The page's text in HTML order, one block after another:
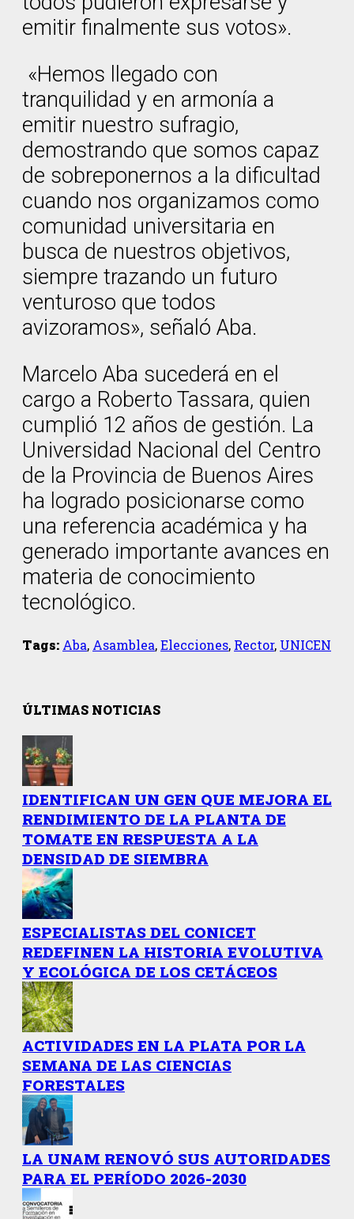
emitir finalmente sus votos».
«Hemos llegado con
tranquilidad y en armonía a
emitir nuestro sufragio,
demostrando que somos capaz
de sobreponernos a la dificultad
cuando nos organizamos como
comunidad universitaria en
busca de nuestros objetivos,
siempre trazando un futuro
venturoso que todos
avizoramos», señaló Aba.
Marcelo Aba sucederá en el
cargo a Roberto Tassara, quien
cumplió 12 años de gestión. La
Universidad Nacional del Centro
de la Provincia de Buenos Aires
ha logrado posicionarse como
una referencia académica y ha
generado importante avances en
materia de conocimiento
tecnológico.
Tags: Aba, Asamblea,Elecciones, Rector, UNICEN
ÚLTIMAS NOTICIAS
IDENTIFICAN UN GEN QUE MEJORA EL
RENDIMIENTO DE LA PLANTA DE
TOMATE EN RESPUESTA A LA
DENSIDAD DE SIEMBRA
ESPECIALISTAS DEL CONICET
REDEFINEN LA HISTORIA EVOLUTIVA
Y ECOLÓGICA DE LOS CETÁCEOS
ACTIVIDADES EN LA PLATA POR LA
SEMANA DE LAS CIENCIAS
FORESTALES
LA UNAM RENOVÓ SUS AUTORIDADES
PARA EL PERÍODO 2026-2030